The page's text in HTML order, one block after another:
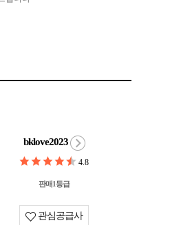
bklove2023
4.8
판매1등급
관심공급사